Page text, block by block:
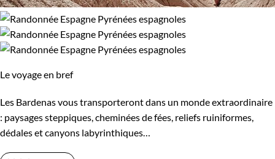
Le voyage en bref
Les Bardenas vous transporteront dans un monde extraordinaire
: paysages steppiques, cheminées de fées, reliefs ruiniformes,
dédales et canyons labyrinthiques…